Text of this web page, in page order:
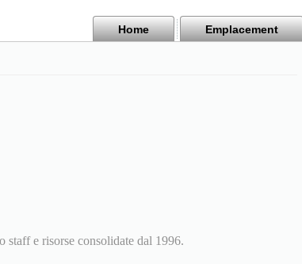
Home Emplacement
staff e risorse consolidate dal 1996.